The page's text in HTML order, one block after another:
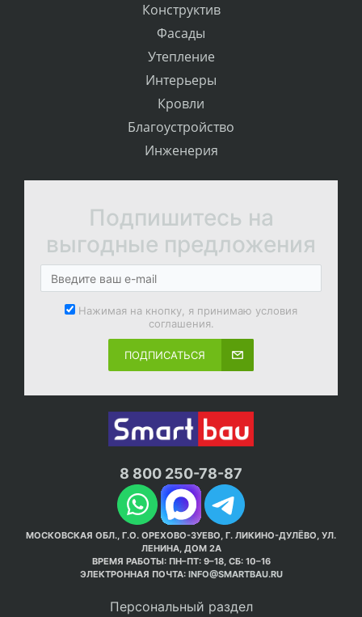
Конструктив
Фасады
Утепление
Интерьеры
Кровли
Благоустройство
Инженерия
Подпишитесь на
выгодные предложения
Нажимая на кнопку, я принимаю условия
соглашения.
ПОДПИСАТЬСЯ
8 800 250-78-87
МОСКОВСКАЯ ОБЛ., Г.О. ОРЕХОВО-ЗУЕВО, Г. ЛИКИНО-ДУЛЁВО, УЛ.
ЛЕНИНА, ДОМ 2А
ВРЕМЯ РАБОТЫ: ПН–ПТ: 9–18, СБ: 10–16
ЭЛЕКТРОННАЯ ПОЧТА: INFO@SMARTBAU.RU
Персональный раздел